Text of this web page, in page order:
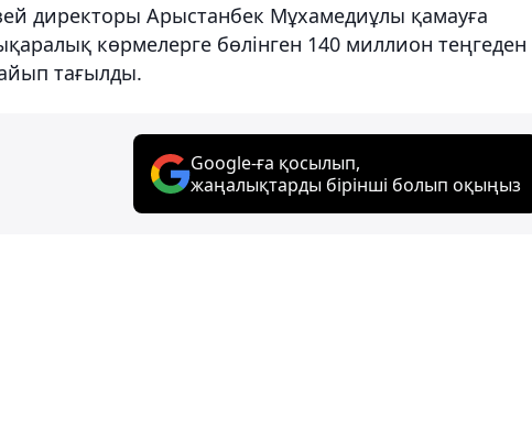
директоры Арыстанбек Мұхамедиұлы қамауға
көрмелерге бөлінген 140 миллион теңгеден
тағылды.
Google-ға қосылып,
жаңалықтарды бірінші болып оқыңыз